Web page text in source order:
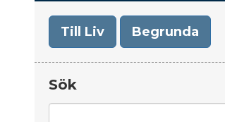
Till Liv Begrunda
Sök